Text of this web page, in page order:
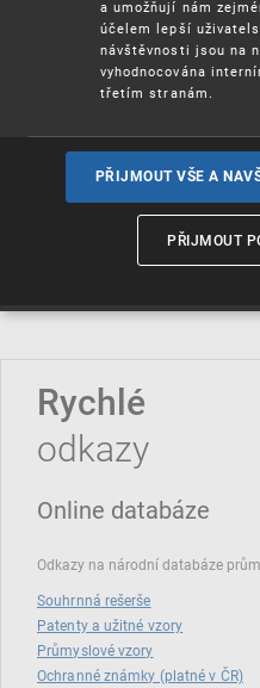
Ochranné
Označení
Rychlé
odkazy
Online databáze
Odkazy na národní databáze
Souhrnná rešerše
Patenty a užitné vzory
Průmyslové vzory
Ochranné známky (platné v ČR)
a umožňují nám
účelem lepší
návštěvnosti jsou na
vyhodnocována
třetím stranám.
PŘIJMOUT VŠE A
PŘIJMOUT